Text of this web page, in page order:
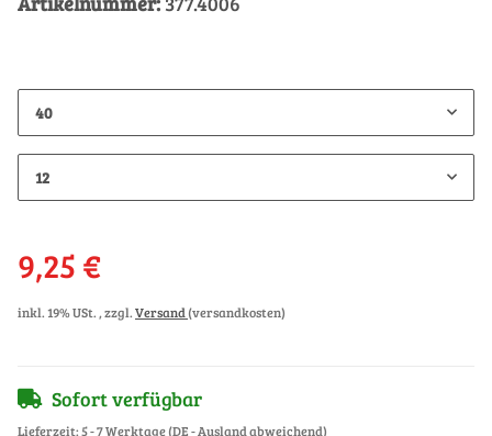
40
12
9,25 €
inkl. 19% USt. , zzgl.Versand (versandkosten)
Sofort verfügbar
Lieferzeit:5 - 7 Werktage(DE - Ausland abweichend)